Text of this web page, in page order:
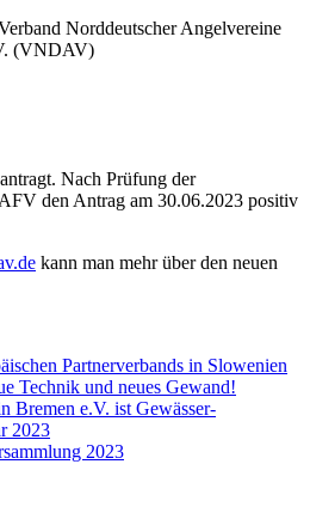
Nach Prüfung der
den Antrag am 30.06.2023 positiv
kann man mehr über den neuen
Partnerverbands in Slowenien
Technik und neues Gewand!
Bremen e.V. ist Gewässer-
2023
2023